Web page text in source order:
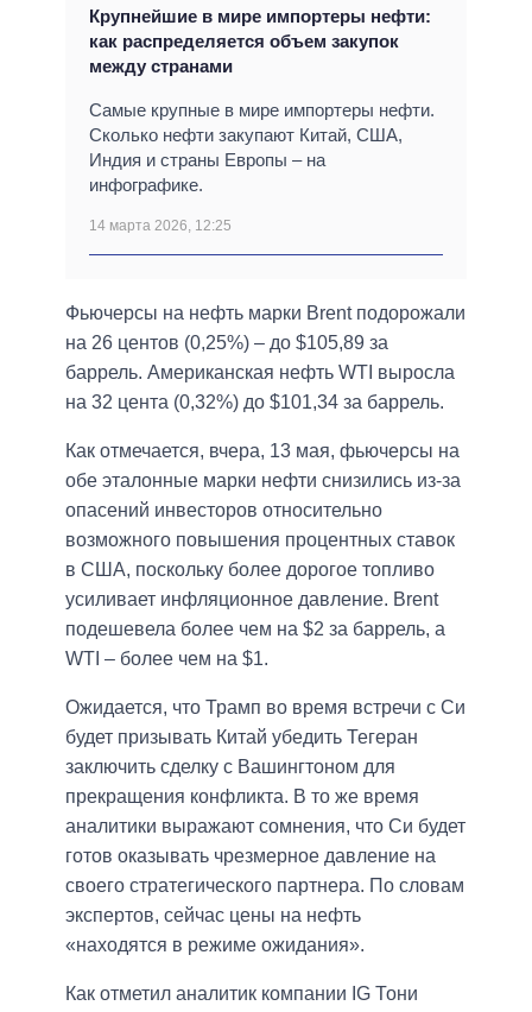
Крупнейшие в мире импортеры нефти:
как распределяется объем закупок
между странами
Самые крупные в мире импортеры нефти.
Сколько нефти закупают Китай, США,
Индия и страны Европы – на
инфографике.
14 марта 2026, 12:25
Фьючерсы на нефть марки Brent подорожали
на 26 центов (0,25%) – до $105,89 за
баррель. Американская нефть WTI выросла
на 32 цента (0,32%) до $101,34 за баррель.
Как отмечается, вчера, 13 мая, фьючерсы на
обе эталонные марки нефти снизились из-за
опасений инвесторов относительно
возможного повышения процентных ставок
в США, поскольку более дорогое топливо
усиливает инфляционное давление. Brent
подешевела более чем на $2 за баррель, а
WTI – более чем на $1.
Ожидается, что Трамп во время встречи с Си
будет призывать Китай убедить Тегеран
заключить сделку с Вашингтоном для
прекращения конфликта. В то же время
аналитики выражают сомнения, что Си будет
готов оказывать чрезмерное давление на
своего стратегического партнера. По словам
экспертов, сейчас цены на нефть
«находятся в режиме ожидания».
Как отметил аналитик компании IG Тони